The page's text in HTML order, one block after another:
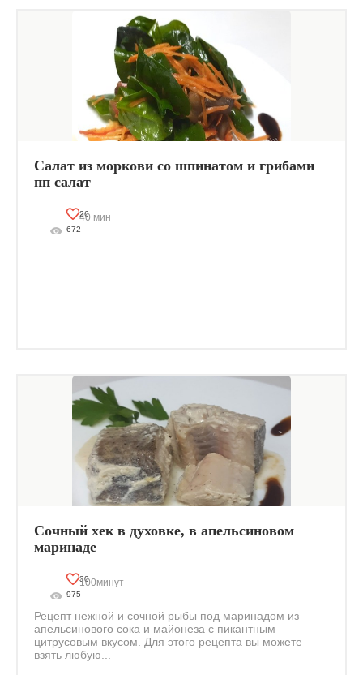
Салат из моркови со шпинатом и грибами
пп салат
26
40 мин
672
Сочный хек в духовке, в апельсиновом
маринаде
30
100минут
975
Рецепт нежной и сочной рыбы под маринадом из
апельсинового сока и майонеза с пикантным
цитрусовым вкусом. Для этого рецепта вы можете
взять любую...